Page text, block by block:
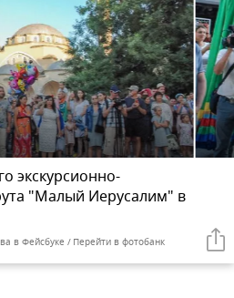
экскурсионно-
"Малый Иерусалим" в
в Фейсбуке Перейти в фотобанк